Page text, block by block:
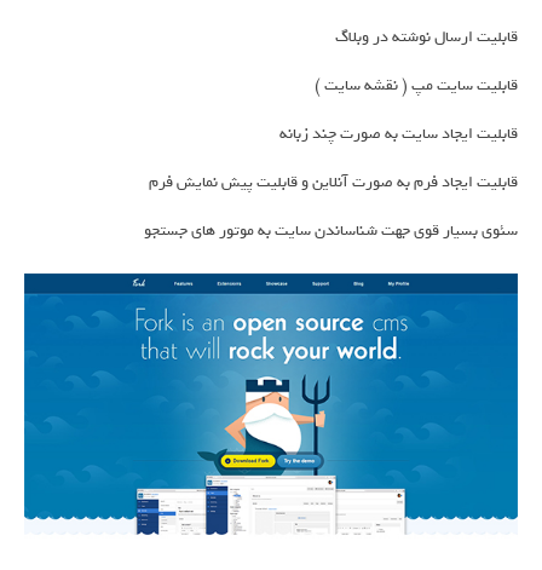
قابلیت ارسال نوشته در وبلاگ
قابلیت سایت مپ ( نقشه سایت )
قابلیت ایجاد سایت به صورت چند زبانه
قابلیت ایجاد فرم به صورت آنلاین و قابلیت پیش نمایش فرم
سئوی بسیار قوی جهت شناساندن سایت به موتور های جستجو